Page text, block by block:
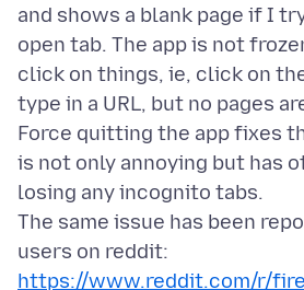
and shows a blank page if I
open tab. The app is not
click on things, ie, click on
type in a URL, but no pages
Force quitting the app fixes
is not only annoying but has
losing any incognito tabs.
The same issue has been
users on reddit:
https://www.reddit.com/r/